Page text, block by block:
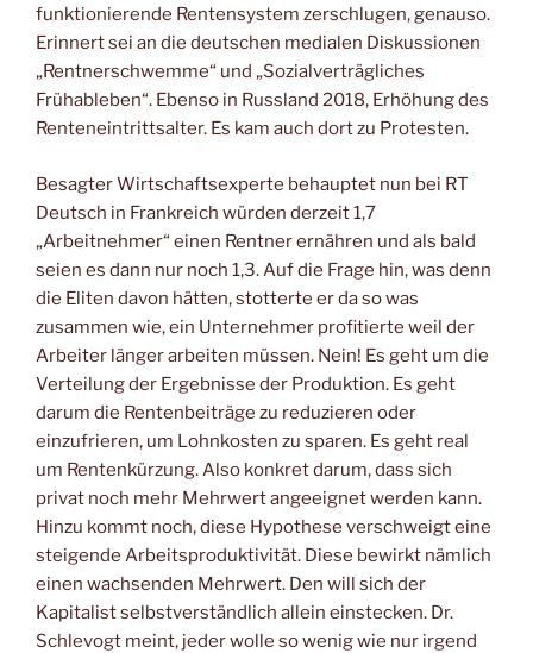
funktionierende Rentensystem zerschlugen, genauso.
Erinnert sei an die deutschen medialen Diskussionen
„Rentnerschwemme“ und „Sozialverträgliches
Frühableben“. Ebenso in Russland 2018, Erhöhung des
Renteneintrittsalter. Es kam auch dort zu Protesten.
Besagter Wirtschaftsexperte behauptet nun bei RT
Deutsch in Frankreich würden derzeit 1,7
„Arbeitnehmer“ einen Rentner ernähren und als bald
seien es dann nur noch 1,3. Auf die Frage hin, was denn
die Eliten davon hätten, stotterte er da so was
zusammen wie, ein Unternehmer profitierte weil der
Arbeiter länger arbeiten müssen. Nein! Es geht um die
Verteilung der Ergebnisse der Produktion. Es geht
darum die Rentenbeiträge zu reduzieren oder
einzufrieren, um Lohnkosten zu sparen. Es geht real
um Rentenkürzung. Also konkret darum, dass sich
privat noch mehr Mehrwert angeeignet werden kann.
Hinzu kommt noch, diese Hypothese verschweigt eine
steigende Arbeitsproduktivität. Diese bewirkt nämlich
einen wachsenden Mehrwert. Den will sich der
Kapitalist selbstverständlich allein einstecken. Dr.
Schlevogt meint, jeder wolle so wenig wie nur irgend